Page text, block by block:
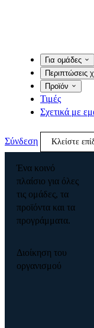
Για ομάδες
Περιπτώσεις
Προϊόν
Τιμές
Σχετικά με
Σύνδεση Κλείστε
Ένα κοινό
πλαίσιο για όλες
τις ομάδες, τα
προϊόντα και τα
προγράμματα.
Διοίκηση του
οργανισμού